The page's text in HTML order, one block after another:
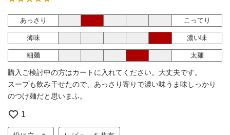
あっさり こってり
薄味 濃い味
細麺 太麺
購入ご検討中の方はカートに入れてください。大丈夫です。
スープも飲み干せたので、あっさり寄りで濃い味うま味しっかり
のつけ麺だと思いまふ。
1